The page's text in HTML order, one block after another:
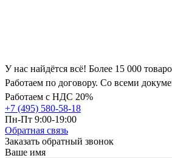
У нас найдётся всё! Более 15 000
Работаем по договору. Со всеми
Работаем с НДС 20%
+7 (495) 580-58-18
Пн-Пт 9:00-19:00
Обратная связь
Заказать обратный звонок
Ваше имя